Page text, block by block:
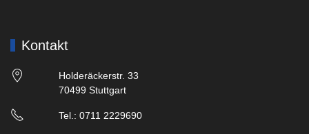
Kontakt
Holderäckerstr. 33
70499 Stuttgart
Tel.: 0711 2229690